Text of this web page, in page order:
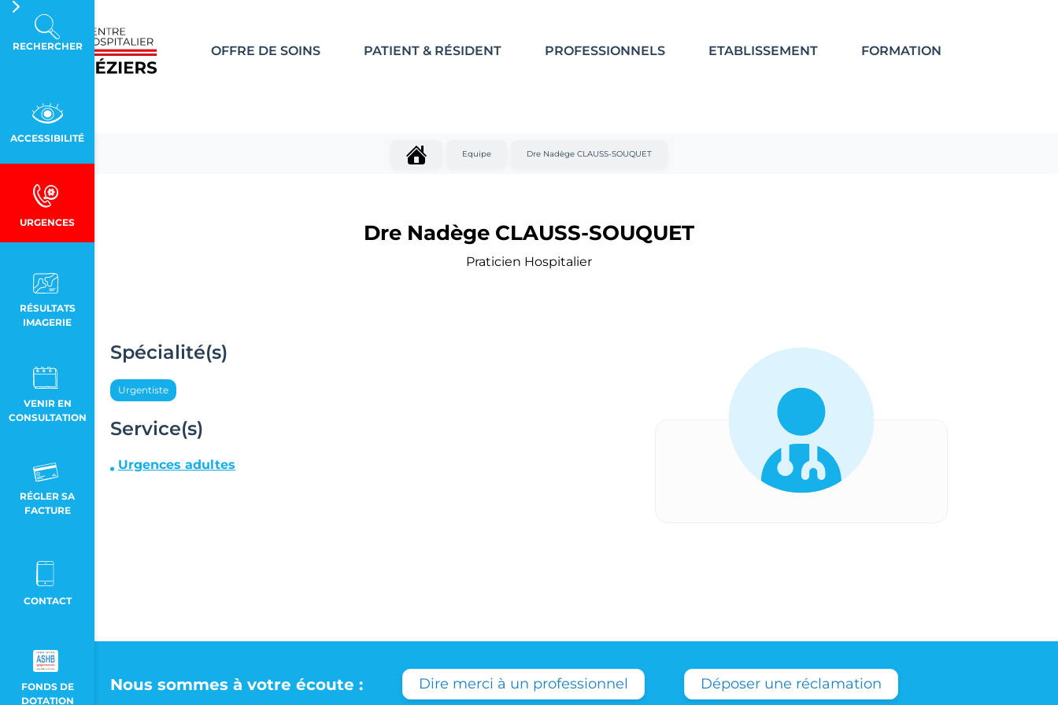
Aller au contenu principal
OFFRE DE SOINS PATIENT & RÉSIDENT PROFESSIONNELS ETABLISSEMENT FORMATION
RECHERCHER
ACCESSIBILITÉ
URGENCES
RÉSULTATS
IMAGERIE
VENIR EN
CONSULTATION
RÉGLER SA
FACTURE
CONTACT
FONDS DE
DOTATION
Equipe Dre Nadège CLAUSS-SOUQUET
Dre Nadège CLAUSS-SOUQUET
Praticien Hospitalier
Spécialité(s)
Urgentiste
Service(s)
Urgences adultes
Nous sommes à votre écoute : Dire merci à un professionnel Déposer une réclamation
Panneau de gestion des cookies